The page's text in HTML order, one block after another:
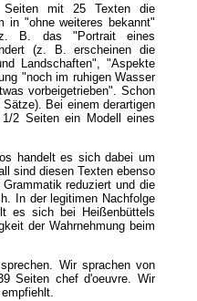
Seiten mit 25 Texten die
in "ohne weiteres bekannt"
B. das "Portrait eines
(z. B. erscheinen die
Landschaften", "Aspekte
"noch im ruhigen Wasser
vorbeigetrieben". Schon
Bei einem derartigen
2 Seiten ein Modell eines
handelt es sich dabei um
sind diesen Texten ebenso
reduziert und die
In der legitimen Nachfolge
es sich bei Heißenbüttels
der Wahrnehmung beim
Wir sprachen von
Seiten chef d'oeuvre. Wir